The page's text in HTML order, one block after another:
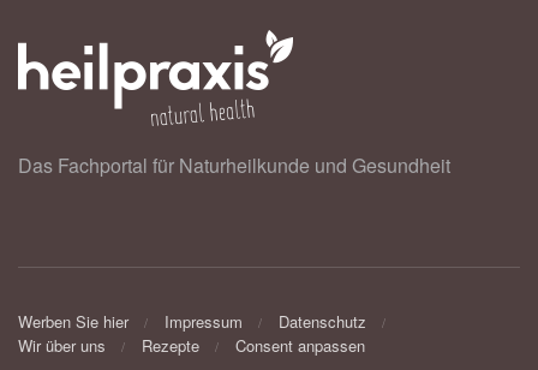
Das Fachportal für Naturheilkunde und Gesundheit
Werben Sie hier Impressum
Datenschutz
Wir über uns
Rezepte Consent anpassen